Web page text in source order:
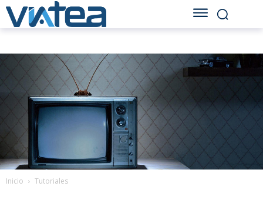
Inicio Tutoriales